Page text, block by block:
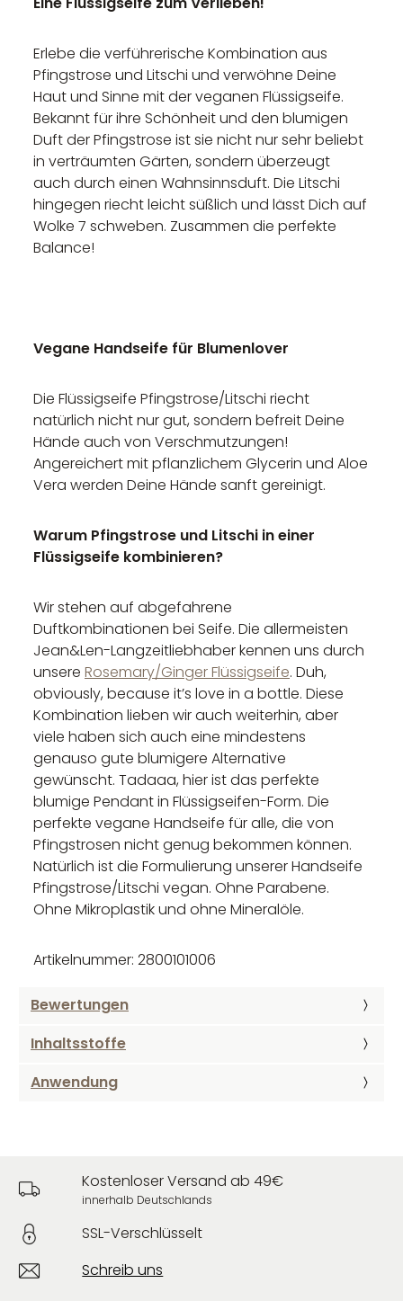
Erlebe die verführerische Kombination aus
Pfingstrose und Litschi und verwöhne Deine
Haut und Sinne mit der veganen Flüssigseife.
Bekannt für ihre Schönheit und den blumigen
Duft der Pfingstrose ist sie nicht nur sehr beliebt
in verträumten Gärten, sondern überzeugt
auch durch einen Wahnsinnsduft. Die Litschi
hingegen riecht leicht süßlich und lässt Dich auf
Wolke 7 schweben. Zusammen die perfekte
Balance!
Vegane Handseife für Blumenlover
Die Flüssigseife Pfingstrose/Litschi riecht
natürlich nicht nur gut, sondern befreit Deine
Hände auch von Verschmutzungen!
Angereichert mit pflanzlichem Glycerin und Aloe
Vera werden Deine Hände sanft gereinigt.
Warum Pfingstrose und Litschi in einer
Flüssigseife kombinieren?
Wir stehen auf abgefahrene
Duftkombinationen bei Seife. Die allermeisten
Jean&Len-Langzeitliebhaber kennen uns durch
unsere Rosemary/Ginger Flüssigseife. Duh,
obviously, because it’s love in a bottle. Diese
Kombination lieben wir auch weiterhin, aber
viele haben sich auch eine mindestens
genauso gute blumigere Alternative
gewünscht. Tadaaa, hier ist das perfekte
blumige Pendant in Flüssigseifen-Form. Die
perfekte vegane Handseife für alle, die von
Pfingstrosen nicht genug bekommen können.
Natürlich ist die Formulierung unserer Handseife
Pfingstrose/Litschi vegan. Ohne Parabene.
Ohne Mikroplastik und ohne Mineralöle.
Artikelnummer: 2800101006
Bewertungen
Inhaltsstoffe
Anwendung
Kostenloser Versand ab 49€
innerhalb Deutschlands
SSL-Verschlüsselt
Schreib uns